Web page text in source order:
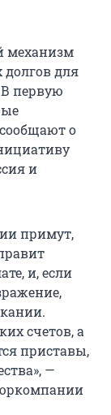
механизм
долгов для
В первую
о
и
примут,
и, если
счетов, а
приставы,
—